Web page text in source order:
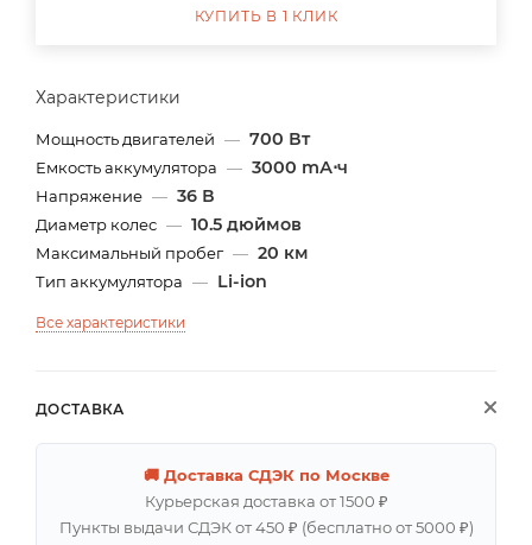
Характеристики
Мощность двигателей — 700 Вт
Емкость аккумулятора — 3000 mА⋅ч
Напряжение — 36 В
Диаметр колес — 10.5 дюймов
Максимальный пробег — 20 км
Тип аккумулятора — Li-ion
Все характеристики
ДОСТАВКА
🚚 Доставка СДЭК по Москве
Курьерская доставка от 1500 ₽
Пункты выдачи СДЭК от 450 ₽ (бесплатно от 5000 ₽)
КУПИТЬ В 1 КЛИК